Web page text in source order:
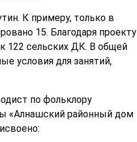
К примеру, только в
15. Благодаря проекту
122 сельских ДК. В общей
условия для занятий,
по фольклору
«Алнашский районный дом